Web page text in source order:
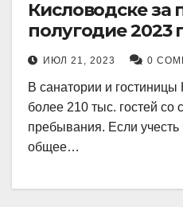
Кисловодске за
полугодие 2023
рекордный рост
ИЮЛ 21, 2023 0
В санатории и
более 210 тыс. гостей со
пребывания. Если учесть
общее…